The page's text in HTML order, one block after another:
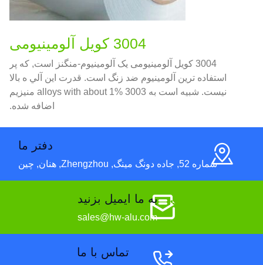
3004 کویل آلومینیومی
3004 کویل آلومینیومی یک آلومینیوم-منگنز است, که پر
استفاده ترین آلومینیوم ضد زنگ است. قدرت اين آلي ه بالا
نيست. شبیه است به 3003 alloys with about 1% منیزیم
اضافه شده.
دفتر ما
شماره 52, جاده دونگ مینگ, Zhengzhou, هنان, چین
به ما ایمیل بزنید
sales@hw-alu.com
تماس با ما